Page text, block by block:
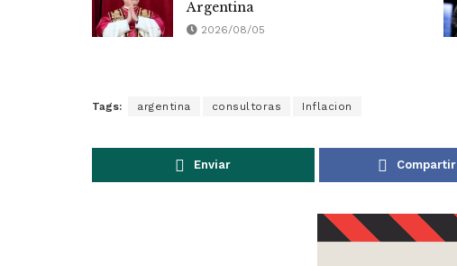
Argentina
2026/08/05
Tags: argentina consultoras Inflacion
Enviar Compartir